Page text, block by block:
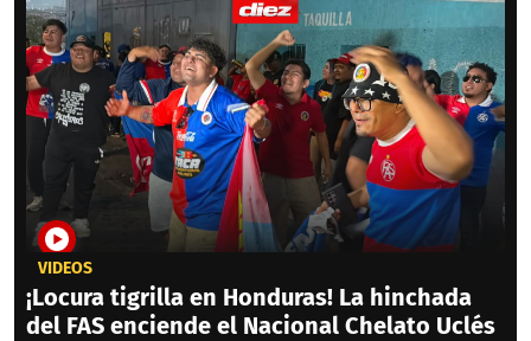
VIDEOS
¡Locura tigrilla en Honduras! La hinchada
del FAS enciende el Nacional Chelato Uclés